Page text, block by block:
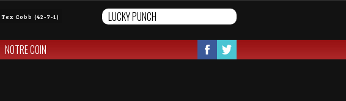
Tex Cobb (42-7-1)
NOTRE COIN